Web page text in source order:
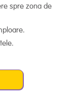
spre zona de